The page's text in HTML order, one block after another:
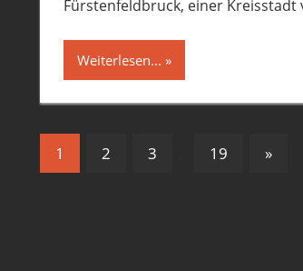
Fürstenfeldbruck, einer Kreisstadt
Weiterlesen...
Seitennummerierung
1 2 3 19 »